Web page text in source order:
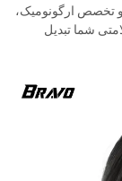
و تخصص ارگونومیک،
شما تبدیل